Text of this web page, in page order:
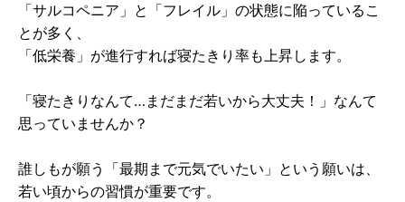
「サルコペニア」と「フレイル」の状態に陥っているこ
とが多く、
「低栄養」が進行すれば寝たきり率も上昇します。
「寝たきりなんて…まだまだ若いから大丈夫！」なんて
思っていませんか？
誰しもが願う「最期まで元気でいたい」という願いは、
若い頃からの習慣が重要です。